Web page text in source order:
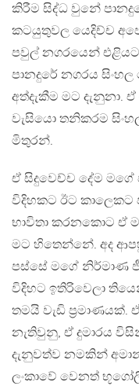
කිරීම සිද්ධ වුනේ
කටයුතුවල යෙදිච්ච
පවුල් නගරයෙන් එළියට
පානදුරේ නගරය
අත්දැකීම මට
වැසියො තනිකරම
මිතුරන්.
ඒ සිදුවෙච්ච දේම මගේ
විදිහකට ඊට කාලෙකට
භාවිතා කරනකොට ඒ
මට හිතෙන්නේ. අද
පස්සේ මගේ නිර්මාණ
විදිහට ඉතිරිවෙලා
තමයි වැඩි
නැතිවුනු, ඒ දුමාරය
දැනුවත්ව නමකින්
ලංකාවේ වෙනත්